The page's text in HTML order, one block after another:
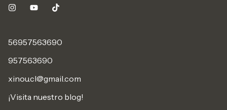
56957563690
957563690
xinou.cl@gmail.com
¡Visita nuestro blog!